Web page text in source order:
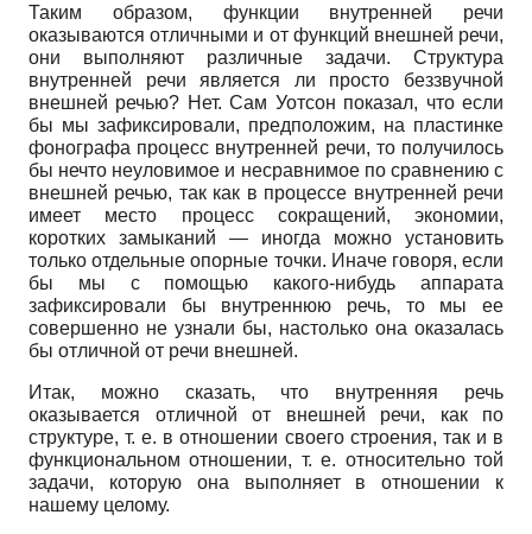
Таким образом, функции внутренней речи
оказываются отличными и от функций внешней речи,
они выполняют различные задачи. Структура
внутренней речи является ли просто беззвучной
внешней речью? Нет. Сам Уотсон показал, что если
бы мы зафиксировали, предположим, на пластинке
фонографа процесс внутренней речи, то получилось
бы нечто неуловимое и несравнимое по сравнению с
внешней речью, так как в процессе внутренней речи
имеет место процесс сокращений, экономии,
коротких замыканий — иногда можно установить
только отдельные опорные точки. Иначе говоря, если
бы мы с помощью какого-нибудь аппарата
зафиксировали бы внутреннюю речь, то мы ее
совершенно не узнали бы, настолько она оказалась
бы отличной от речи внешней.
Итак, можно сказать, что внутренняя речь
оказывается отличной от внешней речи, как по
структуре, т. е. в отношении своего строения, так и в
функциональном отношении, т. е. относительно той
задачи, которую она выполняет в отношении к
нашему целому.